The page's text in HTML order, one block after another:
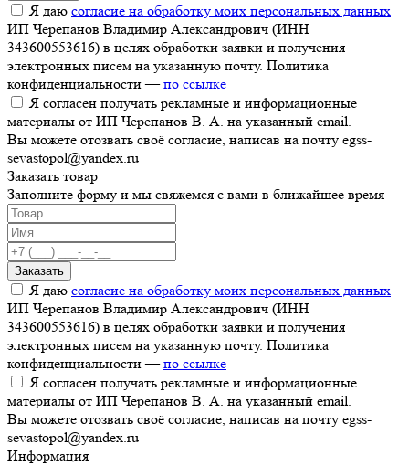
Я даю согласие на обработку моих персональных данных
ИП Черепанов Владимир Александрович (ИНН
343600553616) в целях обработки заявки и получения
электронных писем на указанную почту. Политика
конфиденциальности —по ссылке
Я согласен получать рекламные и информационные
материалы от ИП Черепанов В. А. на указанный email.
Вы можете отозвать своё согласие, написав на почту egss-
sevastopol@yandex.ru
Заказать товар
Заполните форму и мы свяжемся с вами в ближайшее время
Заказать
Я даю согласие на обработку моих персональных данных
ИП Черепанов Владимир Александрович (ИНН
343600553616) в целях обработки заявки и получения
электронных писем на указанную почту. Политика
конфиденциальности —по ссылке
Я согласен получать рекламные и информационные
материалы от ИП Черепанов В. А. на указанный email.
Вы можете отозвать своё согласие, написав на почту egss-
sevastopol@yandex.ru
Информация